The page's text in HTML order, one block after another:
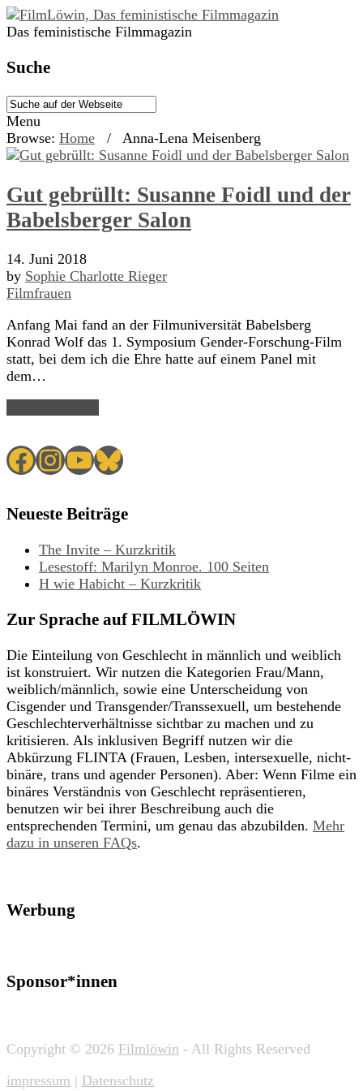
Das feministische Filmmagazin
Suche
Menu
Browse: Home / Anna-Lena Meisenberg
Gut gebrüllt: Susanne Foidl und der
Babelsberger Salon
14. Juni 2018
by Sophie Charlotte Rieger
Filmfrauen
Anfang Mai fand an der Filmuniversität Babelsberg
Konrad Wolf das 1. Symposium Gender-Forschung-Film
statt, bei dem ich die Ehre hatte auf einem Panel mit
dem…
Facebook
Instagram
YouTube
Bluesky
Neueste Beiträge
The Invite – Kurzkritik
Lesestoff: Marilyn Monroe. 100 Seiten
H wie Habicht – Kurzkritik
Zur Sprache auf FILMLÖWIN
Die Einteilung von Geschlecht in männlich und weiblich
ist konstruiert. Wir nutzen die Kategorien Frau/Mann,
weiblich/männlich, sowie eine Unterscheidung von
Cisgender und Transgender/Transsexuell, um bestehende
Geschlechterverhältnisse sichtbar zu machen und zu
kritisieren. Als inklusiven Begriff nutzen wir die
Abkürzung FLINTA (Frauen, Lesben, intersexuelle, nicht-
binäre, trans und agender Personen). Aber: Wenn Filme ein
binäres Verständnis von Geschlecht repräsentieren,
benutzen wir bei ihrer Beschreibung auch die
entsprechenden Termini, um genau das abzubilden. Mehr
dazu in unseren FAQs.
Werbung
Sponsor*innen
Copyright © 2026 Filmlöwin - All Rights Reserved
impressum | Datenschutz